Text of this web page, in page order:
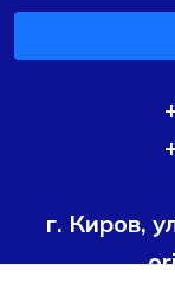
г. Киров,